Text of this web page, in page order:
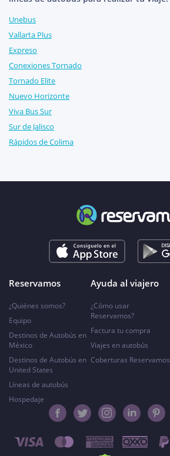
Unebus
Vallarta Plus
Expreso
Conexiones Tornado
Tornado Elite
Nuevo Horizonte
Viva Bus Sur
Sur de Jalisco
Rápidos de Colima
Reservamos
¿Quiénes somos?
Equipo
Destinos de Autobús en
México
Destinos de Autobús en
United States
Líneas de autobús
Hospedaje
Ayuda al viajero
¿Cómo usar
Reservamos?
Factura tu compra
Viajes en autobús
Coberturas Reservamos